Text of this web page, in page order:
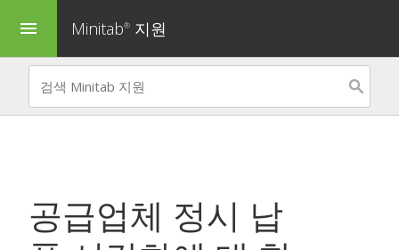
menu Minitab® 지원
공급업체 정시 납